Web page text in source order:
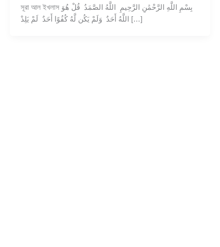
সূরা আল ইখলাস بِسْمِ اللَّهِ الرَّحْمَٰنِ الرَّحِيمِ اللَّهُ الصَّمَدُ قُلْ هُوَ
اللَّهُ أَحَدٌ وَلَمْ يَكُن لَّهُ كُفُوًا أَحَدٌ لَمْ يَلِدْ […]